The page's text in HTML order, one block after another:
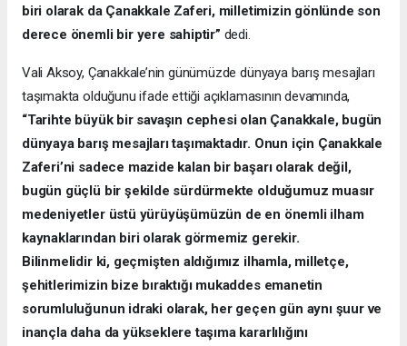
biri olarak da Çanakkale Zaferi, milletimizin gönlünde son
derece önemli bir yere sahiptir” dedi.
Vali Aksoy, Çanakkale’nin günümüzde dünyaya barış mesajları
taşımakta olduğunu ifade ettiği açıklamasının devamında,
“Tarihte büyük bir savaşın cephesi olan Çanakkale, bugün
dünyaya barış mesajları taşımaktadır. Onun için Çanakkale
Zaferi’ni sadece mazide kalan bir başarı olarak değil,
bugün güçlü bir şekilde sürdürmekte olduğumuz muasır
medeniyetler üstü yürüyüşümüzün de en önemli ilham
kaynaklarından biri olarak görmemiz gerekir.
Bilinmelidir ki, geçmişten aldığımız ilhamla, milletçe,
şehitlerimizin bize bıraktığı mukaddes emanetin
sorumluluğunun idraki olarak, her geçen gün aynı şuur ve
inançla daha da yükseklere taşıma kararlılığını